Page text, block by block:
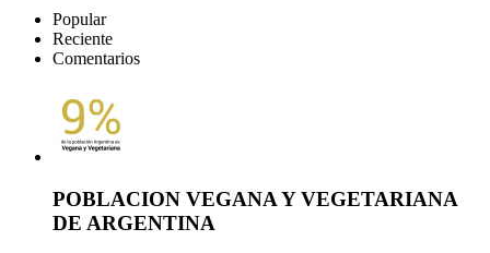
Popular
Reciente
Comentarios
POBLACION VEGANA Y VEGETARIANA
DE ARGENTINA